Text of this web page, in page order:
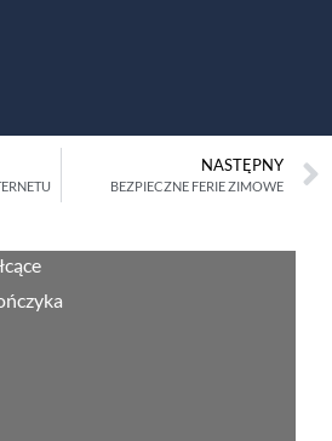
NASTĘPNY
BEZPIECZNE FERIE ZIMOWE